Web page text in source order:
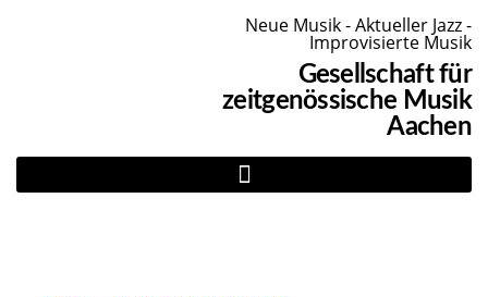
Neue Musik - Aktueller Jazz -
Improvisierte Musik
Gesellschaft für
zeitgenössische Musik
Aachen